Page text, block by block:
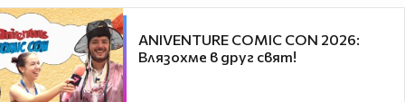
ANIVENTURE COMIC CON 2026:
Влязохме в друг свят!